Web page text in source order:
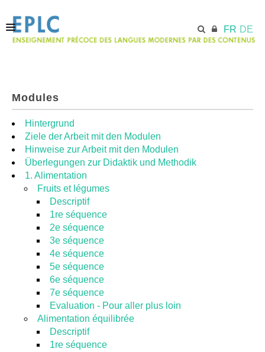
FR DE
MODULES
RESSOURCES
Modules
Hintergrund
Ziele der Arbeit mit den Modulen
Hinweise zur Arbeit mit den Modulen
Überlegungen zur Didaktik und Methodik
1. Alimentation
Fruits et légumes
Descriptif
1re séquence
2e séquence
3e séquence
4e séquence
5e séquence
6e séquence
7e séquence
Evaluation - Pour aller plus loin
Alimentation équilibrée
Descriptif
1re séquence